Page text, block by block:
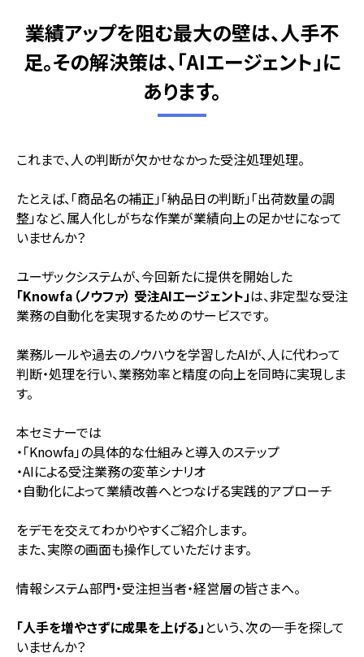
業績アップを阻む最大の壁は、人手不
足――。その解決策は、「AIエージェント」に
あります。
これまで、人の判断が欠かせなかった受注処理処理。
たとえば、「商品名の補正」「納品日の判断」「出荷数量の調
整」など、属人化しがちな作業が業績向上の足かせになって
いませんか？
ユーザックシステムが、今回新たに提供を開始した
「Knowfa（ノウファ） 受注AIエージェント」は、非定型な受注
業務の自動化を実現するためのサービスです。
業務ルールや過去のノウハウを学習したAIが、人に代わって
判断・処理を行い、業務効率と精度の向上を同時に実現しま
す。
本セミナーでは
・「Knowfa」の具体的な仕組みと導入のステップ
・AIによる受注業務の変革シナリオ
・自動化によって業績改善へとつなげる実践的アプローチ
をデモを交えてわかりやすくご紹介します。
また、実際の画面も操作していただけます。
情報システム部門・受注担当者・経営層の皆さまへ。
「人手を増やさずに成果を上げる」 という、次の一手を探して
いませんか？